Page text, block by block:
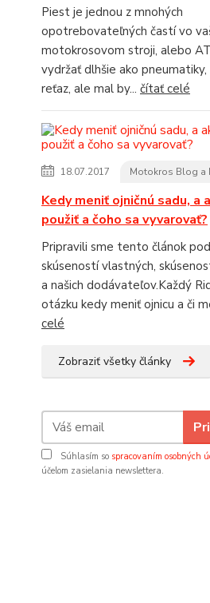
Piest je jednou z mnohých
opotrebovateľných častí vo
motokrosovom stroji, alebo
vydržať dlhšie ako
reťaz, ale mal by... čítať celé
18.07.2017 Motokros Blog a
Kedy meniť ojničnú sadu, a
použiť a čoho sa vyvarovať?
Pripravili sme tento článok
skúseností vlastných,
a našich dodávateľov.Každý
otázku kedy meniť ojnicu a či
celé
Zobraziť všetky články
Súhlasím so spracovaním osobných
účelom zasielania newslettera.